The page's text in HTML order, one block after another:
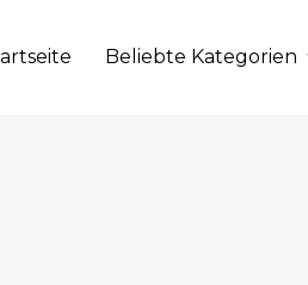
Beliebte Kategorien